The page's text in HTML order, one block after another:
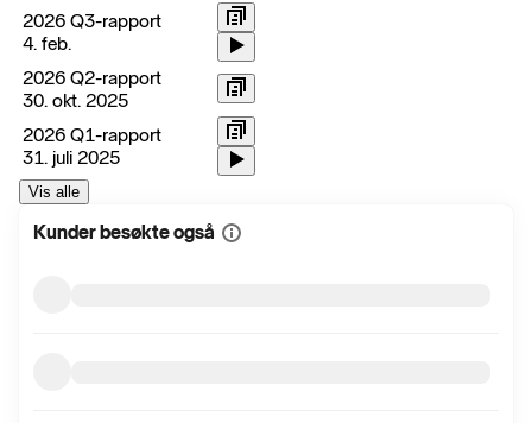
2026 Q3-rapport
4. feb.
2026 Q2-rapport
30. okt. 2025
2026 Q1-rapport
31. juli 2025
Vis alle
Kunder besøkte også Vis